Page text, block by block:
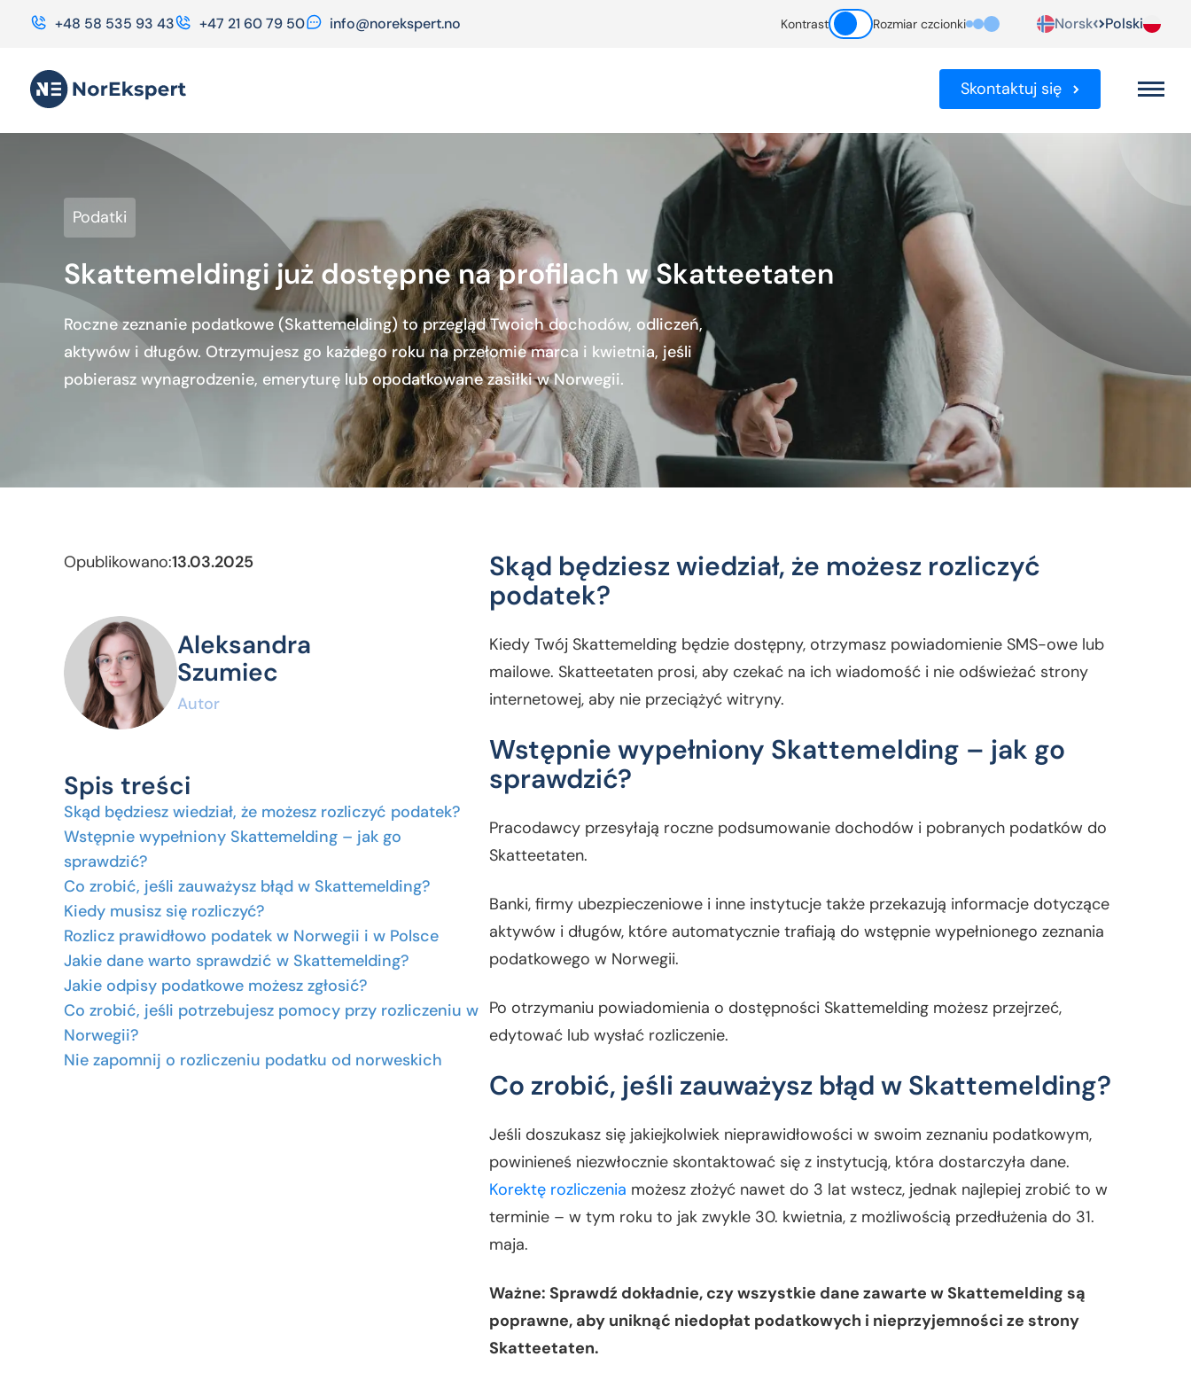
+48 58 535 93 43 +47 21 60 79 50 info@norekspert.no Kontrast Rozmiar czcionki Norsk Polski
Skontaktuj się
Podatki
Skattemeldingi już dostępne na profilach w Skatteetaten
Roczne zeznanie podatkowe (Skattemelding) to przegląd Twoich dochodów, odliczeń,
aktywów i długów. Otrzymujesz go każdego roku na przełomie marca i kwietnia, jeśli
pobierasz wynagrodzenie, emeryturę lub opodatkowane zasiłki w Norwegii.
Opublikowano:13.03.2025
Aleksandra
Szumiec
Autor
Spis treści
Skąd będziesz wiedział, że możesz rozliczyć podatek?
Wstępnie wypełniony Skattemelding – jak go
sprawdzić?
Co zrobić, jeśli zauważysz błąd w Skattemelding?
Kiedy musisz się rozliczyć?
Rozlicz prawidłowo podatek w Norwegii i w Polsce
Jakie dane warto sprawdzić w Skattemelding?
Jakie odpisy podatkowe możesz zgłosić?
Co zrobić, jeśli potrzebujesz pomocy przy rozliczeniu w
Norwegii?
Nie zapomnij o rozliczeniu podatku od norweskich
Skąd będziesz wiedział, że możesz rozliczyć
podatek?
Kiedy Twój Skattemelding będzie dostępny, otrzymasz powiadomienie SMS-owe lub
mailowe. Skatteetaten prosi, aby czekać na ich wiadomość i nie odświeżać strony
internetowej, aby nie przeciążyć witryny.
Wstępnie wypełniony Skattemelding – jak go
sprawdzić?
Pracodawcy przesyłają roczne podsumowanie dochodów i pobranych podatków do
Skatteetaten.
Banki, firmy ubezpieczeniowe i inne instytucje także przekazują informacje dotyczące
aktywów i długów, które automatycznie trafiają do wstępnie wypełnionego zeznania
podatkowego w Norwegii.
Po otrzymaniu powiadomienia o dostępności Skattemelding możesz przejrzeć,
edytować lub wysłać rozliczenie.
Co zrobić, jeśli zauważysz błąd w Skattemelding?
Jeśli doszukasz się jakiejkolwiek nieprawidłowości w swoim zeznaniu podatkowym,
powinieneś niezwłocznie skontaktować się z instytucją, która dostarczyła dane.
Korektę rozliczenia możesz złożyć nawet do 3 lat wstecz, jednak najlepiej zrobić to w
terminie – w tym roku to jak zwykle 30. kwietnia, z możliwością przedłużenia do 31.
maja.
Ważne: Sprawdź dokładnie, czy wszystkie dane zawarte w Skattemelding są
poprawne, aby uniknąć niedopłat podatkowych i nieprzyjemności ze strony
Skatteetaten.